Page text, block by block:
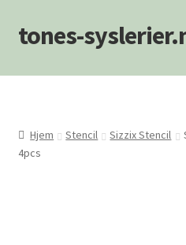
Hopp
til
Hopp
til
tones-
Hjem
Min konto
Hjem Stencil Sizzix Stencil
4pcs